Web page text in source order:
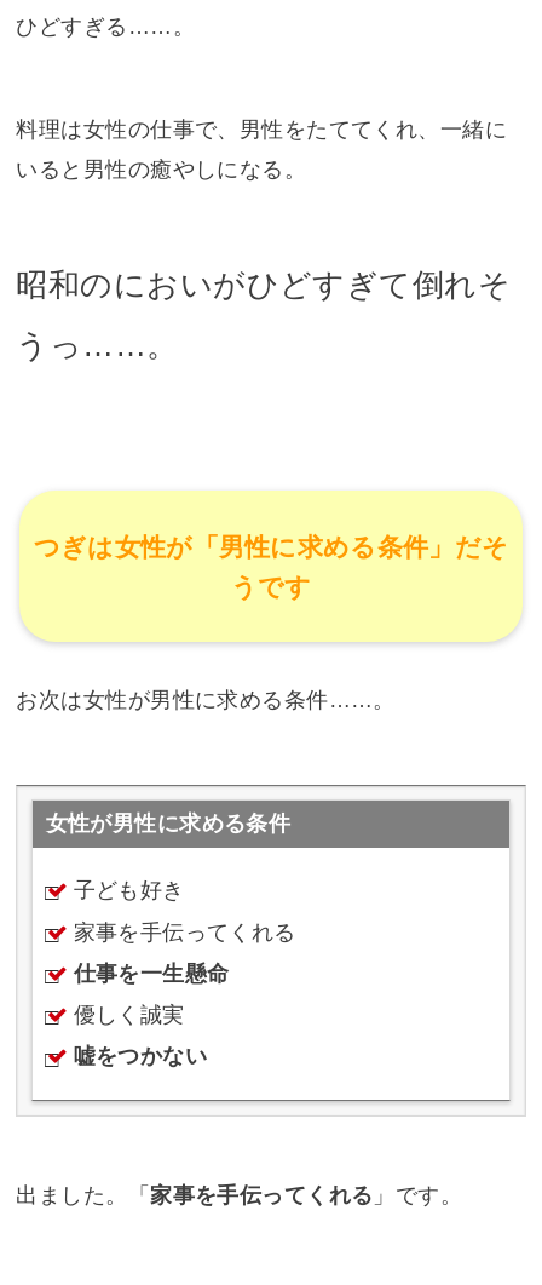
ひどすぎる……。
料理は女性の仕事で、男性をたててくれ、一緒に
いると男性の癒やしになる。
昭和のにおいがひどすぎて倒れそ
うっ……。
つぎは女性が「男性に求める条件」だそ
うです
お次は女性が男性に求める条件……。
女性が男性に求める条件
子ども好き
家事を手伝ってくれる
仕事を一生懸命
優しく誠実
嘘をつかない
出ました。「家事を手伝ってくれる 」です。